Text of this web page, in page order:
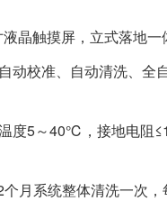
晶触摸屏，立式落地
动校准、自动清洗、全
度5～40℃，接地电阻
月系统整体清洗一次